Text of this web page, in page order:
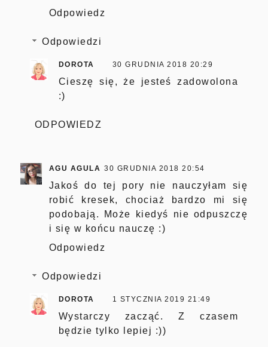
Odpowiedz
Odpowiedzi
DOROTA 30 GRUDNIA 2018 20:29
Cieszę się, że jesteś zadowolona
:)
ODPOWIEDZ
AGU AGULA 30 GRUDNIA 2018 20:54
Jakoś do tej pory nie nauczyłam się
robić kresek, chociaż bardzo mi się
podobają. Może kiedyś nie odpuszczę
i się w końcu nauczę :)
Odpowiedz
Odpowiedzi
DOROTA 1 STYCZNIA 2019 21:49
Wystarczy zacząć. Z czasem
będzie tylko lepiej :))